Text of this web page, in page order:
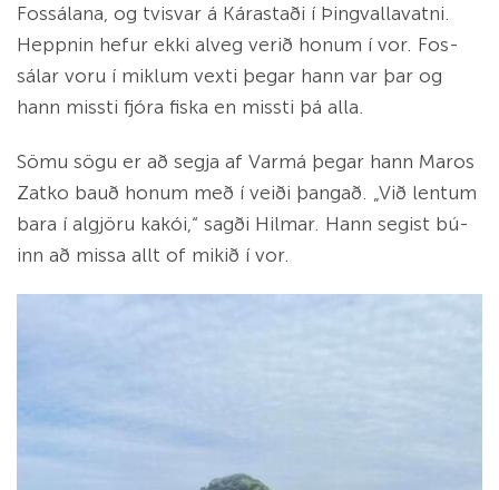
Fos­sál­ana, og tvisvar á Kár­astaði í Þing­valla­vatni.
Heppn­in hef­ur ekki al­veg verið hon­um í vor. Fos­
sál­ar voru í mikl­um vexti þegar hann var þar og
hann missti fjóra fiska en missti þá alla.
Sömu sögu er að segja af Varmá þegar hann Mar­os
Zat­ko bauð hon­um með í veiði þangað. „Við lent­um
bara í al­gjöru kakói,“ sagði Hilm­ar. Hann seg­ist bú­
inn að missa allt of mikið í vor.